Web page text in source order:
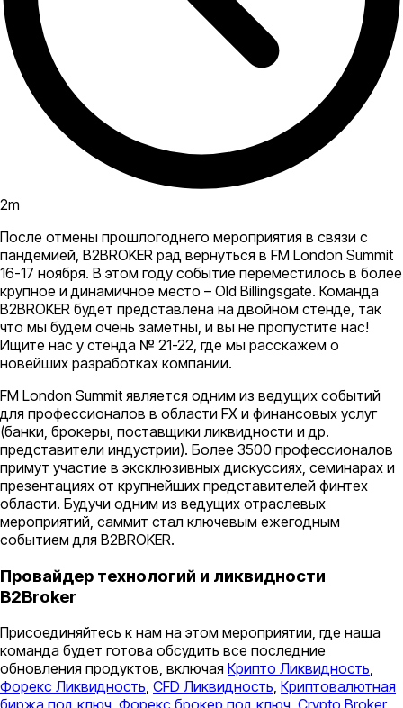
2m
После отмены прошлогоднего мероприятия в связи с
пандемией, B2BROKER рад вернуться в FM London Summit
16-17 ноября. В этом году событие переместилось в более
крупное и динамичное место – Old Billingsgate. Команда
B2BROKER будет представлена на двойном стенде, так
что мы будем очень заметны, и вы не пропустите нас!
Ищите нас у стенда № 21-22, где мы расскажем о
новейших разработках компании.
FM London Summit является одним из ведущих событий
для профессионалов в области FX и финансовых услуг
(банки, брокеры, поставщики ликвидности и др.
представители индустрии). Более 3500 профессионалов
примут участие в эксклюзивных дискуссиях, семинарах и
презентациях от крупнейших представителей финтех
области. Будучи одним из ведущих отраслевых
мероприятий, саммит стал ключевым ежегодным
событием для B2BROKER.
Провайдер технологий и ликвидности
B2Broker
Присоединяйтесь к нам на этом мероприятии, где наша
команда будет готова обсудить все последние
обновления продуктов, включая Крипто Ликвидность,
Форекс Ликвидность, CFD Ликвидность, Криптовалютная